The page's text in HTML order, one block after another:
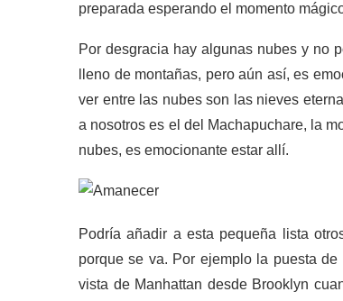
preparada esperando el momento
Por desgracia hay algunas nubes y no
lleno de montañas, pero aún así, es
ver entre las nubes son las nieves
a nosotros es el del Machapuchare, la
nubes, es emocionante estar allí.
Podría añadir a esta pequeña lista
porque se va. Por ejemplo la puesta
vista de Manhattan desde Brooklyn